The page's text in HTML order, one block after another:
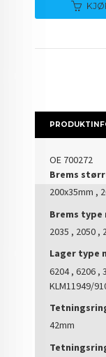
OE 700272
Brems
200x35mm ,
Brems type
2035 , 2050 ,
Lager type
6204 , 6206 ,
KLM11949/
42mm